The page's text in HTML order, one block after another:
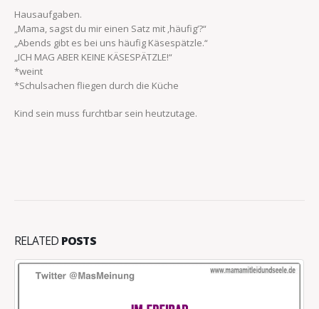
Hausaufgaben.
„Mama, sagst du mir einen Satz mit ‚häufig‘?“
„Abends gibt es bei uns häufig Käsespätzle.“
„ICH MAG ABER KEINE KÄSESPÄTZLE!“
*weint
*Schulsachen fliegen durch die Küche
Kind sein muss furchtbar sein heutzutage.
RELATED POSTS